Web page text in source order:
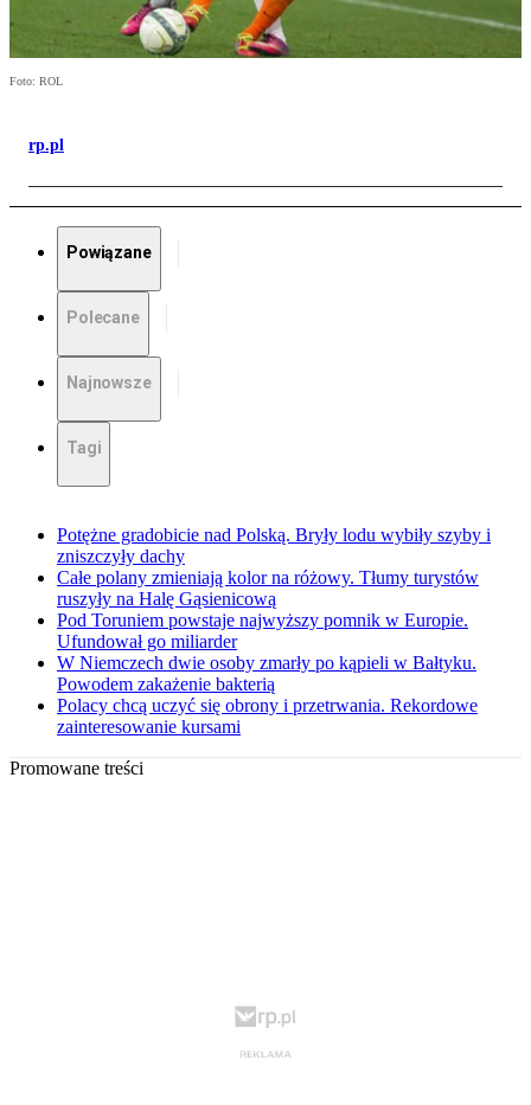
Foto: ROL
rp.pl
Powiązane
Polecane
Najnowsze
Tagi
Potężne gradobicie nad Polską. Bryły lodu wybiły szyby i
zniszczyły dachy
Całe polany zmieniają kolor na różowy. Tłumy turystów
ruszyły na Halę Gąsienicową
Pod Toruniem powstaje najwyższy pomnik w Europie.
Ufundował go miliarder
W Niemczech dwie osoby zmarły po kąpieli w Bałtyku.
Powodem zakażenie bakterią
Polacy chcą uczyć się obrony i przetrwania. Rekordowe
zainteresowanie kursami
Promowane treści